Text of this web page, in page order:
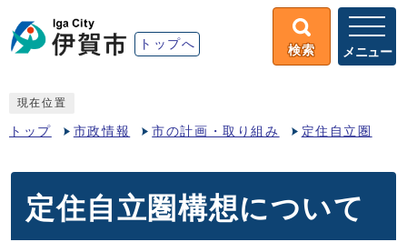
トップへ 検索 メニュー
現在位置
トップ 市政情報 市の計画・取り組み 定住自立圏
定住自立圏構想について